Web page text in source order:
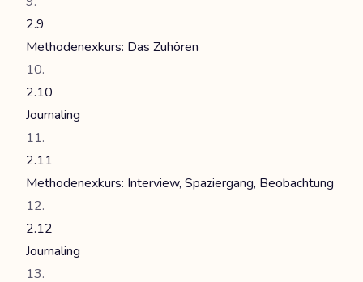
2.9
Methodenexkurs: Das Zuhören
2.10
Journaling
2.11
Methodenexkurs: Interview, Spaziergang, Beobachtung
2.12
Journaling